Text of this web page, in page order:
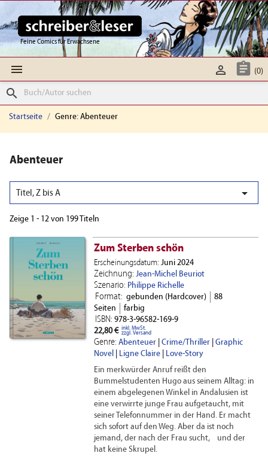
Feine Comics für Erwachsene
  (0)

search
Startseite Genre: Abenteuer
Abenteuer
Titel, Z bis A 
Zeige 1 - 12 von 199 Titeln
Zum Sterben schön
Erscheinungsdatum: Juni 2024
Zeichnung: Jean-Michel Beuriot
Szenario: Philippe Richelle
Format: gebunden (Hardcover)
88
Seiten
farbig
ISBN: 978-3-96582-169-9
22,80 € inkl. MwSt.
zzgl. Versand
Genre: Abenteuer| Crime/Thriller| Graphic
Novel| Ligne Claire| Love-Story
Ein merkwürder Anruf reißt den
Bummelstudenten Hugo aus seinem Alltag: in
einem abgelegenen Winkel in Andalusien ist
eine verwirrte junge Frau aufgetaucht, mit
seiner Telefonnummer in der Hand. Er macht
sich sofort auf den Weg. Aber da ist noch
jemand, der nach der Frau sucht, und der
hat keine Skrupel.